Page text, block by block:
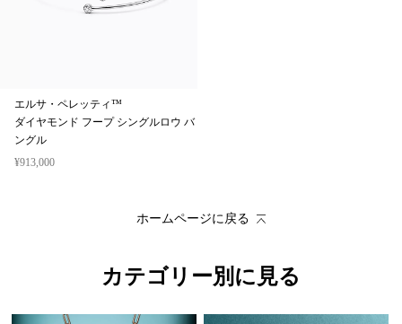
エルサ・ペレッティ™
ダイヤモンド フープ シングルロウ バ
ングル
¥913,000
ホームページに戻る
カテゴリー別に見る